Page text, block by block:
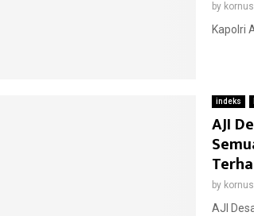
by kornus
Kapolri
indeks
AJI
by kornus
AJI